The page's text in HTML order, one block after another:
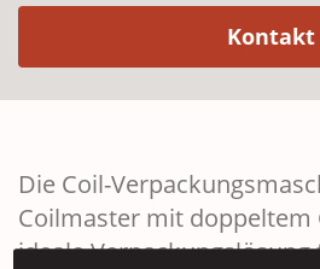
Kontakt
Die Coil-
Coilmaster mit doppeltem
ideale Verpackungslösung